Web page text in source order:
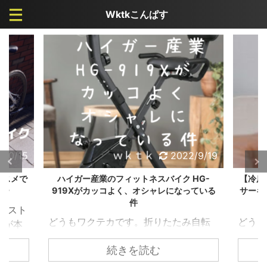
Wktkこんぱす
15
スメで
スト
が本
とわ
2022/9/19
ハイガー産業のフィットネスバイク HG-
919Xがカッコよく、オシャレになっている
件
どうもワクテカです。折りたたみ自転
車が大好きが高じて、購入して検証し
まくっています。 【カスタマイズ】ル
続きを読む
【冷
サー
どう
け、